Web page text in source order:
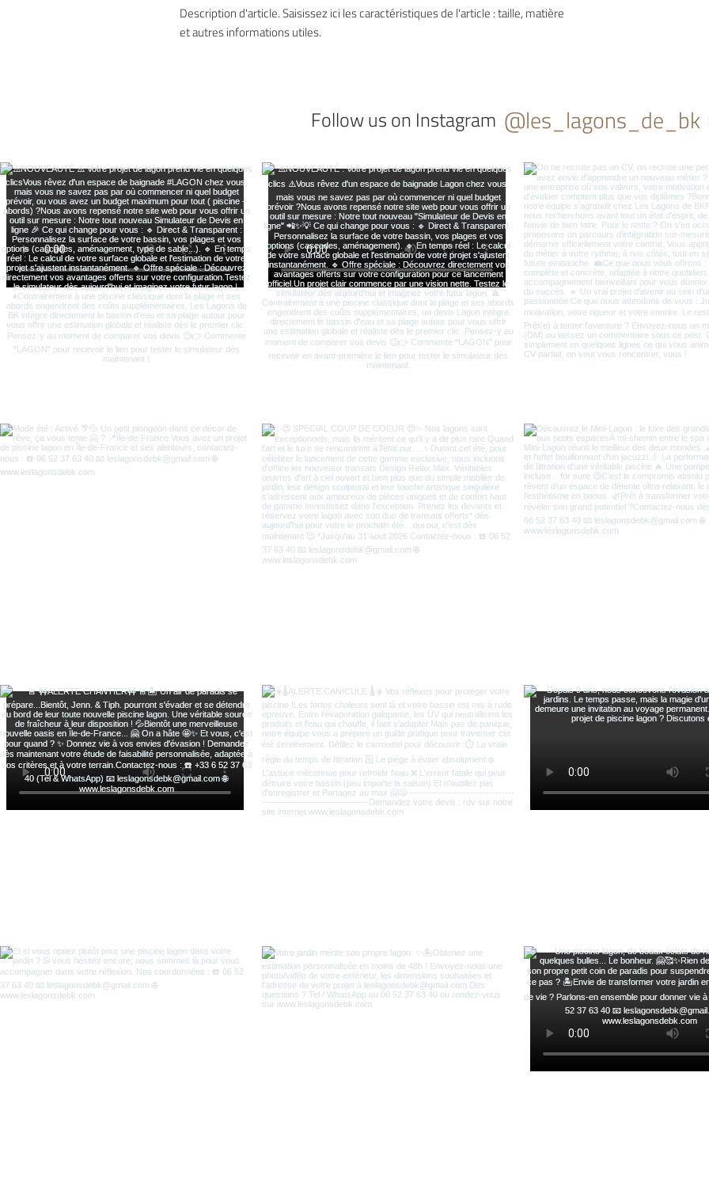
Description d'article. Saisissez ici les caractéristiques de l'article : taille, matière
et autres informations utiles.
Follow us on Instagram @les_lagons_de_bk